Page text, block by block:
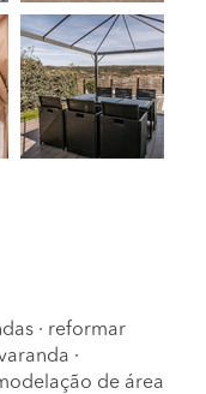
· reformar
·
de área